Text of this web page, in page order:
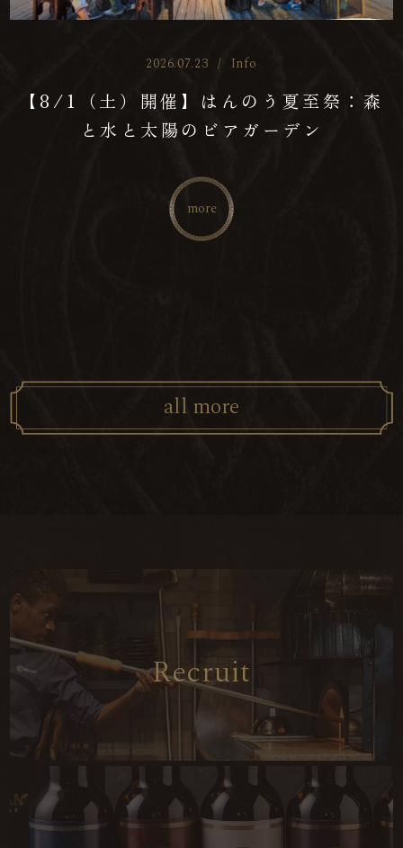
2026.07.23 / Info
【8/1（土）開催】はんのう夏至祭：森
と水と太陽のビアガーデン
more
allmore
Recruit